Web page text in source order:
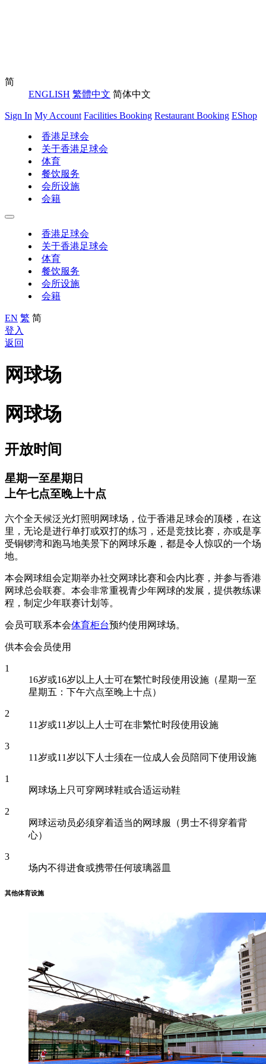
简
ENGLISH 繁體中文 简体中文
Sign In My Account Facilities Booking Restaurant Booking EShop
香港足球会
关于香港足球会
体育
餐饮服务
会所设施
会籍
香港足球会
关于香港足球会
体育
餐饮服务
会所设施
会籍
EN 繁 简
登入
返回
网球场
网球场
开放时间
星期一至星期日
上午七点至晚上十点
六个全天候泛光灯照明网球场，位于香港足球会的顶楼，在这
里，无论是进行单打或双打的练习，还是竞技比赛，亦或是享
受铜锣湾和跑马地美景下的网球乐趣，都是令人惊叹的一个场
地。
本会网球组会定期举办社交网球比赛和会内比赛，并参与香港
网球总会联赛。本会非常重视青少年网球的发展，提供教练课
程，制定少年联赛计划等。
会员可联系本会体育柜台预约使用网球场。
供本会会员使用
1
16岁或16岁以上人士可在繁忙时段使用设施（星期一至
星期五：下午六点至晚上十点）
2
11岁或11岁以上人士可在非繁忙时段使用设施
3
11岁或11岁以下人士须在一位成人会员陪同下使用设施
1
网球场上只可穿网球鞋或合适运动鞋
2
网球运动员必须穿着适当的网球服（男士不得穿着背
心）
3
场内不得进食或携带任何玻璃器皿
其他体育设施